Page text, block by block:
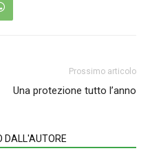
Prossimo articolo
Una protezione tutto l’anno
DALL'AUTORE